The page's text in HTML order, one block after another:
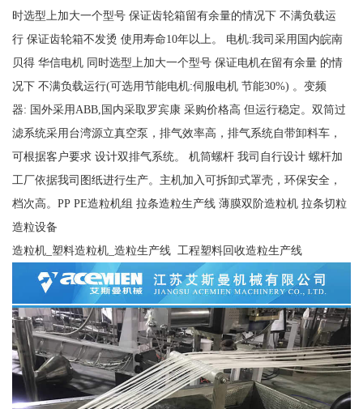
时选型上加大一个型号 保证齿轮箱留有余量的情况下 不满负载运
行 保证齿轮箱不发烫 使用寿命10年以上。 电机:我司采用国内皖南
贝得 华信电机 同时选型上加大一个型号 保证电机在留有余量 的情
况下 不满负载运行(可选用节能电机:伺服电机 节能30%) 。变频
器: 国外采用ABB,国内采取罗宾康 采购价格高 但运行稳定。双筒过
滤系统采用台湾源立真空泵，排气效率高，排气系统自带卸料车，
可根据客户要求 设计双排气系统。 机筒螺杆 我司自行设计 螺杆加
工厂依据我司图纸进行生产。主机加入可拆卸式罩壳，环保安全，
档次高。PP PE造粒机组 拉条造粒生产线 薄膜双阶造粒机 拉条切粒
造粒设备
造粒机_塑料造粒机_造粒生产线 工程塑料回收造粒生产线